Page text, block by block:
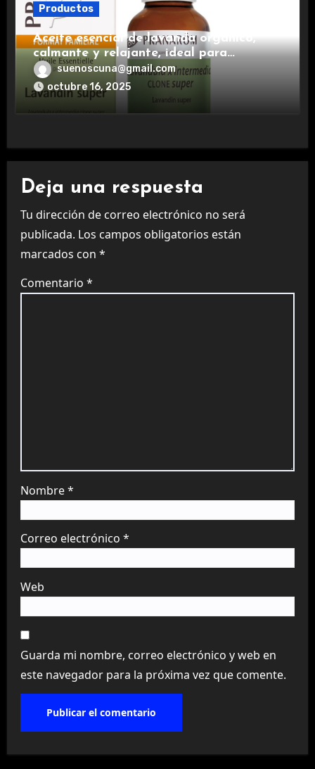
Productos
Aceite esencial de lavanda orgánico,
calmante y relajante, ideal para
aromaterapia.
suenoscuna@gmail.com
octubre 16, 2025
Deja una respuesta
Tu dirección de correo electrónico no será
publicada. Los campos obligatorios están
marcados con *
Comentario *
Nombre*
Correo electrónico *
Web
Guarda mi nombre, correo electrónico y web en
este navegador para la próxima vez que comente.